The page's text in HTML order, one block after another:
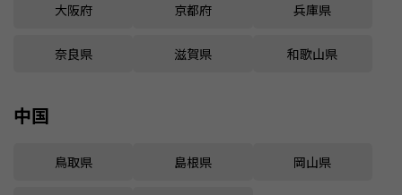
大阪府 京都府 兵庫県
奈良県 滋賀県 和歌山県
中国
鳥取県 島根県 岡山県